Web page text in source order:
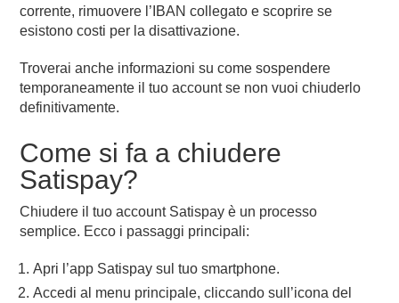
corrente, rimuovere l’IBAN collegato e scoprire se
esistono costi per la disattivazione.
Troverai anche informazioni su come sospendere
temporaneamente il tuo account se non vuoi chiuderlo
definitivamente.
Come si fa a chiudere
Satispay?
Chiudere il tuo account Satispay è un processo
semplice. Ecco i passaggi principali:
Apri l’app Satispay sul tuo smartphone.
Accedi al menu principale, cliccando sull’icona del